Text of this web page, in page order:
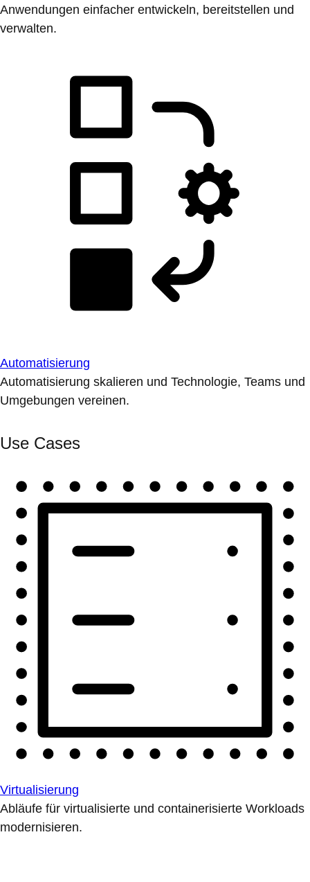
Anwendungen einfacher entwickeln, bereitstellen und
verwalten.
Automatisierung
Automatisierung skalieren und Technologie, Teams und
Umgebungen vereinen.
Use Cases
Virtualisierung
Abläufe für virtualisierte und containerisierte Workloads
modernisieren.